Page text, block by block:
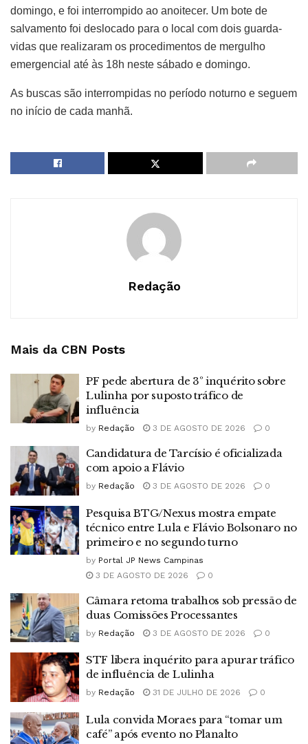
domingo, e foi interrompido ao anoitecer. Um bote de
salvamento foi deslocado para o local com dois guarda-
vidas que realizaram os procedimentos de mergulho
emergencial até às 18h neste sábado e domingo.
As buscas são interrompidas no período noturno e seguem
no início de cada manhã.
Redação
Mais da CBN Posts
PF pede abertura de 3º inquérito sobre
Lulinha por suposto tráfico de
influência
by Redação 3 DE AGOSTO DE 2026 0
Candidatura de Tarcísio é oficializada
com apoio a Flávio
by Redação 3 DE AGOSTO DE 2026 0
Pesquisa BTG/Nexus mostra empate
técnico entre Lula e Flávio Bolsonaro no
primeiro e no segundo turno
by Portal JP News Campinas
3 DE AGOSTO DE 2026
0
Câmara retoma trabalhos sob pressão de
duas Comissões Processantes
by Redação 3 DE AGOSTO DE 2026 0
STF libera inquérito para apurar tráfico
de influência de Lulinha
by Redação 31 DE JULHO DE 2026 0
Lula convida Moraes para “tomar um
café” após evento no Planalto